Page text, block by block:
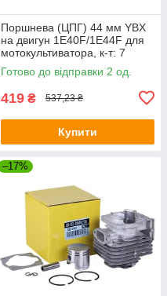
Поршнева (ЦПГ) 44 мм YBX
на двигун 1Е40F/1E44F для
мотокультиватора, к-т: 7
одиниць
Готово до відправки 2 од.
419 ₴ 537,23 ₴
Купити
–17%